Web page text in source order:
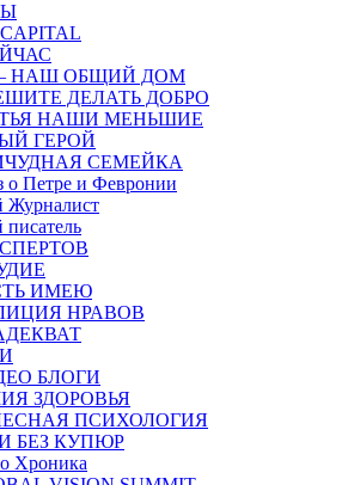
НАШ ОБЩИЙ ДОМ
ДЕЛАТЬ ДОБРО
НАШИ МЕНЬШИЕ
ГЕРОЙ
СЕМЕЙКА
о Петре и Февронии
Журналист
ИМЕЮ
НРАВОВ
БЛОГИ
ЗДОРОВЬЯ
ПСИХОЛОГИЯ
БЕЗ КУПЮР
Хроника